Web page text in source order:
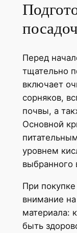
Перед
тщательно
включает
сорняков,
почвы, а
Основной
уровнем
выбранного
При
внимание
материала:
быть